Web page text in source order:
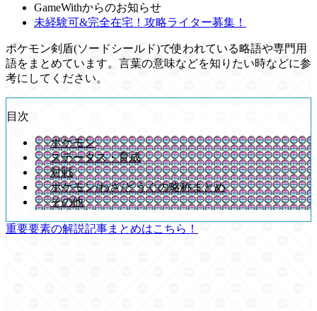
GameWithからのお知らせ
未経験可&完全在宅！攻略ライター募集！
ポケモン剣盾(ソードシールド)で使われている略語や専門用
語をまとめています。言葉の意味などを知りたい時などに参
考にしてください。
目次
ポケモン
ステータス・育成
対戦
ポケモン/わざ/どうぐの略称まとめ
その他
重要要素の解説記事まとめはこちら！